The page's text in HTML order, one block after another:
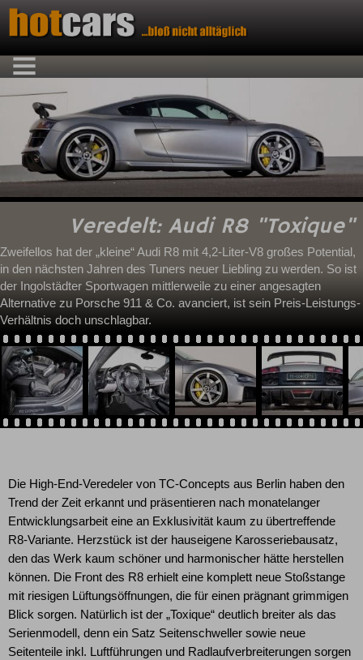
Veredelt: Audi R8 "Toxique"
Zweifellos hat der „kleine“ Audi R8 mit 4,2-Liter-V8 großes Potential,
in den nächsten Jahren des Tuners neuer Liebling zu werden. So ist
der Ingolstädter Sportwagen mittlerweile zu einer angesagten
Alternative zu Porsche 911 & Co. avanciert, ist sein Preis-Leistungs-
Verhältnis doch unschlagbar.
Die High-End-Veredeler von TC-Concepts aus Berlin haben den
Trend der Zeit erkannt und präsentieren nach monatelanger
Entwicklungsarbeit eine an Exklusivität kaum zu übertreffende
R8-Variante. Herzstück ist der hauseigene Karosseriebausatz,
den das Werk kaum schöner und harmonischer hätte herstellen
können. Die Front des R8 erhielt eine komplett neue Stoßstange
mit riesigen Lüftungsöffnungen, die für einen prägnant grimmigen
Blick sorgen. Natürlich ist der „Toxique“ deutlich breiter als das
Serienmodell, denn ein Satz Seitenschweller sowie neue
Seitenteile inkl. Luftführungen und Radlaufverbreiterungen sorgen